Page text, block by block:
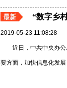
“数字乡
2019-05-23 11:08:28
近日，中共中央办
要方面，加快信息化发